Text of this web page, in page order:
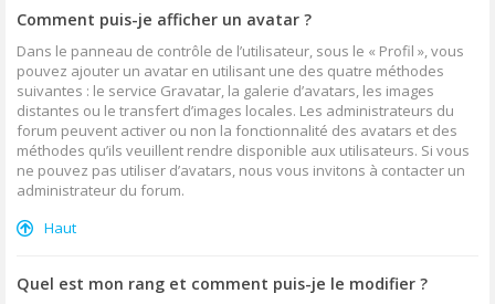
Comment puis-je afficher un avatar ?
Dans le panneau de contrôle de l’utilisateur, sous le « Profil », vous
pouvez ajouter un avatar en utilisant une des quatre méthodes
suivantes : le service Gravatar, la galerie d’avatars, les images
distantes ou le transfert d’images locales. Les administrateurs du
forum peuvent activer ou non la fonctionnalité des avatars et des
méthodes qu’ils veuillent rendre disponible aux utilisateurs. Si vous
ne pouvez pas utiliser d’avatars, nous vous invitons à contacter un
administrateur du forum.
Haut
Quel est mon rang et comment puis-je le modifier ?